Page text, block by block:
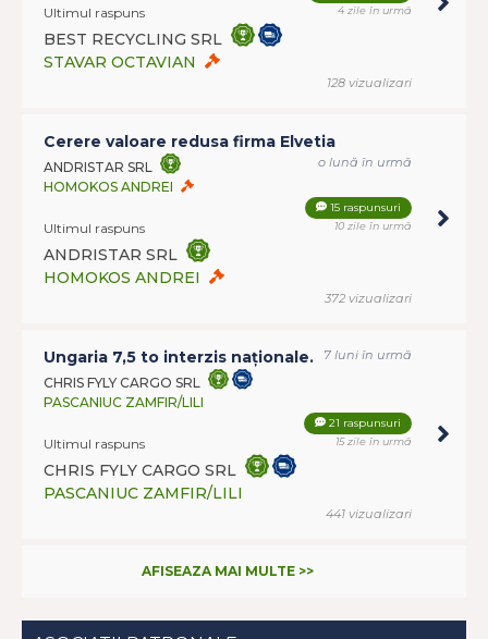
Ultimul raspuns 4 zile în urmă
BEST RECYCLING SRL
STAVAR OCTAVIAN
128 vizualizari
Cerere valoare redusa firma Elvetia
o lună în urmă
ANDRISTAR SRL
HOMOKOS ANDREI
15 raspunsuri
Ultimul raspuns 10 zile în urmă
ANDRISTAR SRL
HOMOKOS ANDREI
372 vizualizari
Ungaria 7,5 to interzis naționale. 7 luni în urmă
CHRIS FYLY CARGO SRL
PASCANIUC ZAMFIR/LILI
21 raspunsuri
Ultimul raspuns 15 zile în urmă
CHRIS FYLY CARGO SRL
PASCANIUC ZAMFIR/LILI
441 vizualizari
AFISEAZA MAI MULTE >>